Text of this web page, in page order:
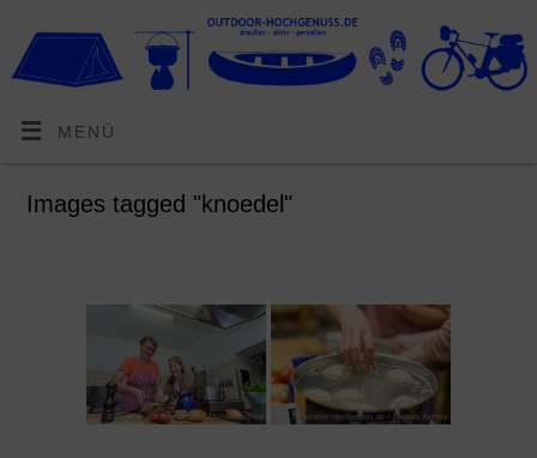
MENÜ
Images tagged "knoedel"